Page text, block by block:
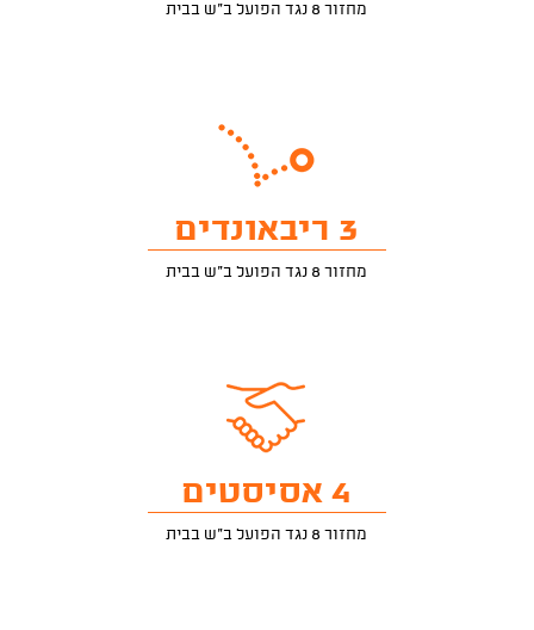
מחזור 8 נגד הפועל ב"ש בבית
3 ריבאונדים
מחזור 8 נגד הפועל ב"ש בבית
4 אסיסטים
מחזור 8 נגד הפועל ב"ש בבית